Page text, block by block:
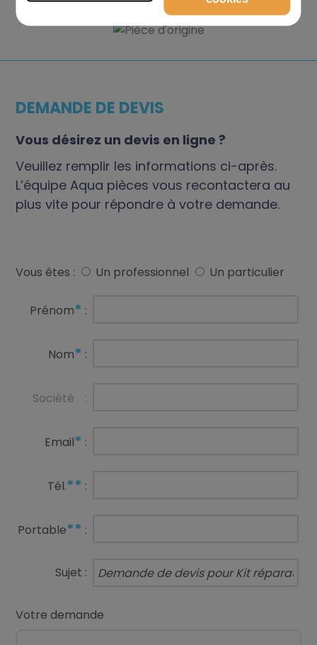
DEMANDE DE DEVIS
Vous désirez un devis en ligne ?
Veuillez remplir les informations ci-après.
L’équipe Aqua pièces vous recontactera au
plus vite pour répondre à votre demande.
Vous êtes : Un professionnel Un particulier
Prénom* :
Nom* :
Société :
Email* :
Tél.** :
Portable** :
Sujet :
Votre demande